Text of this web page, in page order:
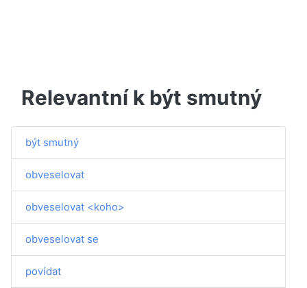
Relevantní k být smutný
být smutný
obveselovat
obveselovat <koho>
obveselovat se
povídat